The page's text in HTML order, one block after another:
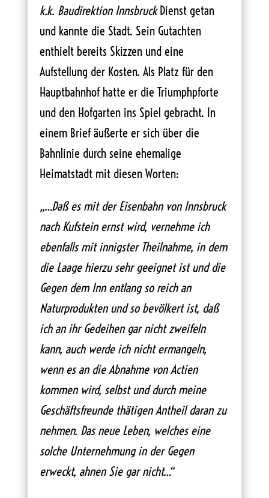
k.k. Baudirektion InnsbruckDienst getan
und kannte die Stadt. Sein Gutachten
enthielt bereits Skizzen und eine
Aufstellung der Kosten. Als Platz für den
Hauptbahnhof hatte er die Triumphpforte
und den Hofgarten ins Spiel gebracht. In
einem Brief äußerte er sich über die
Bahnlinie durch seine ehemalige
Heimatstadt mit diesen Worten:
„…Daß es mit der Eisenbahn von Innsbruck
nach Kufstein ernst wird, vernehme ich
ebenfalls mit innigster Theilnahme, in dem
die Laage hierzu sehr geeignet ist und die
Gegen dem Inn entlang so reich an
Naturprodukten und so bevölkert ist, daß
ich an ihr Gedeihen gar nicht zweifeln
kann, auch werde ich nicht ermangeln,
wenn es an die Abnahme von Actien
kommen wird, selbst und durch meine
Geschäftsfreunde thätigen Antheil daran zu
nehmen. Das neue Leben, welches eine
solche Unternehmung in der Gegen
erweckt, ahnen Sie gar nicht…“